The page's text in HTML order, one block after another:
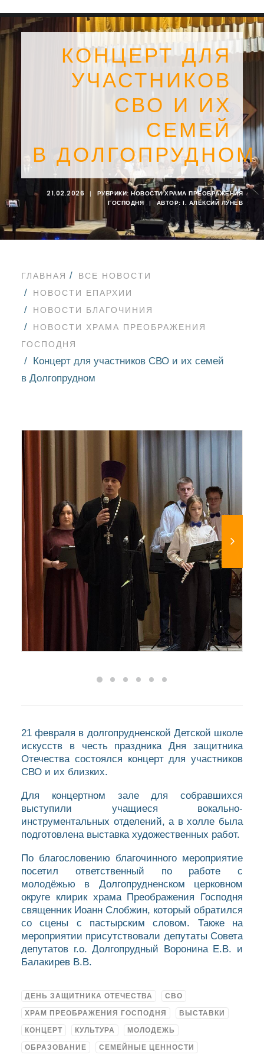
SEARCH
КОНЦЕРТ ДЛЯ
УЧАСТНИКОВ
СВО И ИХ
СЕМЕЙ
В ДОЛГОПРУДНОМ
21.02.2026 | РУБРИКИ: НОВОСТИ ХРАМА ПРЕОБРАЖЕНИЯ
ГОСПОДНЯ
| АВТОР: I. АЛЕКСИЙ ЛУНЁВ
ГЛАВНАЯ
ВСЕ НОВОСТИ
НОВОСТИ ЕПАРХИИ
НОВОСТИ БЛАГОЧИНИЯ
НОВОСТИ ХРАМА ПРЕОБРАЖЕНИЯ
ГОСПОДНЯ
Концерт для участников СВО и их семей
в Долгопрудном
21 февраля в долгопрудненской Детской школе
искусств в честь праздника Дня защитника
Отечества состоялся концерт для участников
СВО и их близких.
Для концертном зале для собравшихся
выступили учащиеся вокально-
инструментальных отделений, а в холле была
подготовлена выставка художественных работ.
По благословению благочинного мероприятие
посетил ответственный по работе с
молодёжью в Долгопрудненском церковном
округе клирик храма Преображения Господня
священник Иоанн Слобжин, который обратился
со сцены с пастырским словом. Также на
мероприятии присутствовали депутаты Совета
депутатов г.о. Долгопрудный Воронина Е.В. и
Балакирев В.В.
ДЕНЬ ЗАЩИТНИКА ОТЕЧЕСТВА СВО
ХРАМ ПРЕОБРАЖЕНИЯ ГОСПОДНЯ ВЫСТАВКИ
КОНЦЕРТ КУЛЬТУРА МОЛОДЕЖЬ
ОБРАЗОВАНИЕ СЕМЕЙНЫЕ ЦЕННОСТИ